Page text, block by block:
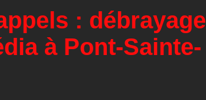
: débrayage
à Pont-Sainte-